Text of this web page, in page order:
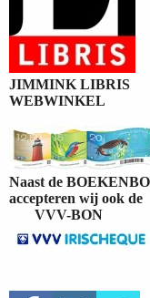
JIMMINK LIBRIS
WEBWINKEL
Naast de
accepteren wij ook de
VVV-BON